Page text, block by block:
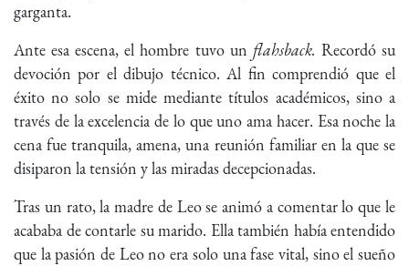
garganta.
Ante esa escena, el hombre tuvo un flahsback. Recordó su
devoción por el dibujo técnico. Al fin comprendió que el
éxito no solo se mide mediante títulos académicos, sino a
través de la excelencia de lo que uno ama hacer. Esa noche la
cena fue tranquila, amena, una reunión familiar en la que se
disiparon la tensión y las miradas decepcionadas.
Tras un rato, la madre de Leo se animó a comentar lo que le
acababa de contarle su marido. Ella también había entendido
que la pasión de Leo no era solo una fase vital, sino el sueño